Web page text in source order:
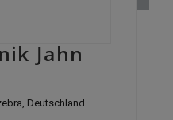
Jahn
Deutschland